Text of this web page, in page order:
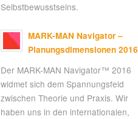
Selbstbewusstseins.
MARK-MAN Navigator –
Planungsdimensionen 2016
Der MARK-MAN Navigator™ 2016
widmet sich dem Spannungsfeld
zwischen Theorie und Praxis. Wir
haben uns in den internationalen,